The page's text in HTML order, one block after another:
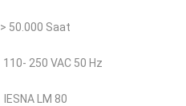
> 50.000 Saat
110- 250 VAC 50 Hz
IESNA LM 80